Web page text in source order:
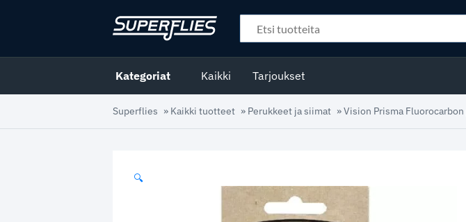
Kategoriat Kaikki Tarjoukset
Superflies » Kaikki tuotteet » Perukkeet ja siimat »Vision Prisma Fluorocarbon
🔍